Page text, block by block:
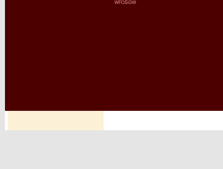
WFOŚiGW